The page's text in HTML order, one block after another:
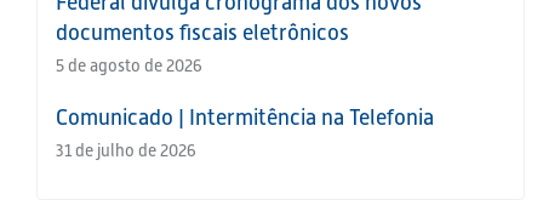
documentos fiscais eletrônicos
5 de agosto de 2026
Comunicado | Intermitência na Telefonia
31 de julho de 2026